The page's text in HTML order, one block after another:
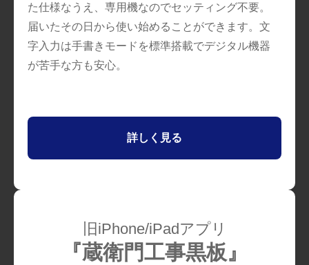
た仕様なうえ、専用機なのでセッティング不要。
届いたその日から使い始めることができます。文
字入力は手書きモードを標準搭載でデジタル機器
が苦手な方も安心。
詳しく見る
旧iPhone/iPadアプリ
『蔵衛門工事黒板』